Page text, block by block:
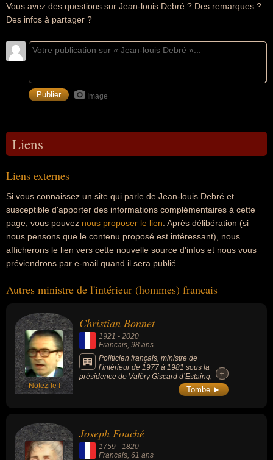
Vous avez des questions sur Jean-louis Debré ? Des remarques ?
Des infos à partager ?
Image
Liens
Liens externes
Si vous connaissez un site qui parle de Jean-louis Debré et
susceptible d'apporter des informations complémentaires à cette
page, vous pouvez nous proposer le lien . Après délibération (si
nous pensons que le contenu proposé est intéressant), nous
afficherons le lien vers cette nouvelle source d'infos et nous vous
préviendrons par e-mail quand il sera publié.
Autres ministre de l'intérieur (hommes) francais
Notez-le !
Christian Bonnet
1921 - 2020
Francais, 98 ans
Politicien français, ministre de
l’intérieur de 1977 à 1981 sous la
présidence de Valéry Giscard d’Estaing,
député du Morbihan pendant 18 ans de
1958 à 1972, puis de 1981 à 1983.
+
+
Tombe ►
Joseph Fouché
1759 - 1820
Francais , 61 ans